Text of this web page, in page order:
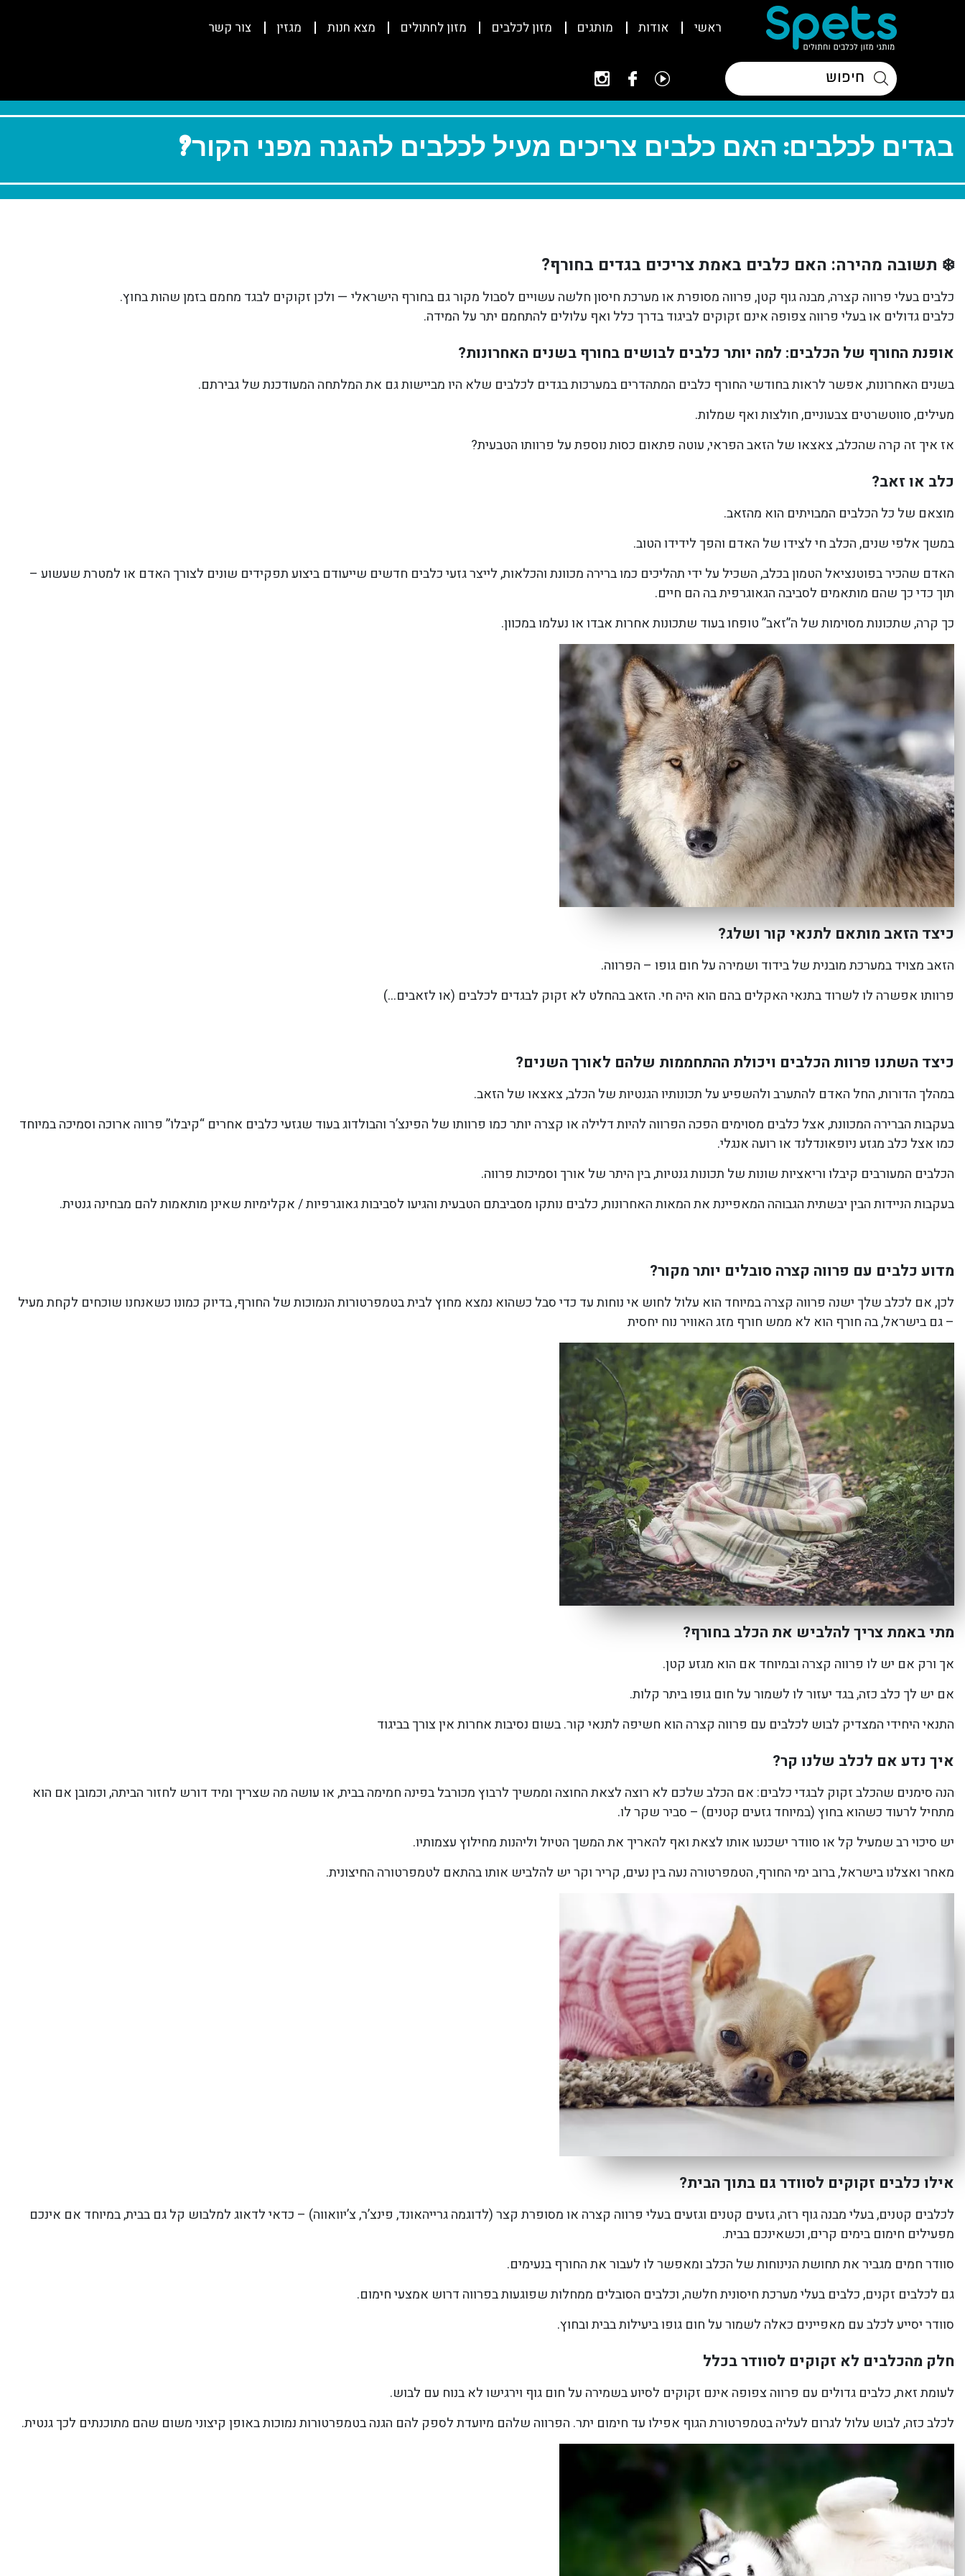
ראשי אודות מותגים מזון לכלבים מזון לחתולים מצא חנות מגזין צור קשר
בגדים לכלבים: האם כלבים צריכים מעיל לכלבים להגנה מפני הקור?
❄️ תשובה מהירה: האם כלבים באמת צריכים בגדים בחורף?
כלבים בעלי פרווה קצרה, מבנה גוף קטן, פרווה מסופרת או מערכת חיסון חלשה עשויים לסבול מקור גם בחורף הישראלי — ולכן זקוקים לבגד מחמם בזמן שהות בחוץ.
כלבים גדולים או בעלי פרווה צפופה אינם זקוקים לביגוד בדרך כלל ואף עלולים להתחמם יתר על המידה.
אופנת החורף של הכלבים: למה יותר כלבים לבושים בחורף בשנים האחרונות?
בשנים האחרונות, אפשר לראות בחודשי החורף כלבים המתהדרים במערכות בגדים לכלבים שלא היו מביישות גם את המלתחה המעודכנת של גבירתם.
מעילים, סווטשרטים צבעוניים, חולצות ואף שמלות.
אז איך זה קרה שהכלב, צאצאו של הזאב הפראי, עוטה פתאום כסות נוספת על פרוותו הטבעית?
כלב או זאב?
מוצאם של כל הכלבים המבויתים הוא מהזאב.
במשך אלפי שנים, הכלב חי לצידו של האדם והפך לידידו הטוב.
האדם שהכיר בפוטנציאל הטמון בכלב, השכיל על ידי תהליכים כמו ברירה מכוונת והכלאות, לייצר גזעי כלבים חדשים שייעודם ביצוע תפקידים שונים לצורך האדם או למטרת שעשוע –
תוך כדי כך שהם מותאמים לסביבה הגאוגרפית בה הם חיים.
כך קרה, שתכונות מסוימות של ה”זאב” טופחו בעוד שתכונות אחרות אבדו או נעלמו במכוון.
כיצד הזאב מותאם לתנאי קור ושלג?
הזאב מצויד במערכת מובנית של בידוד ושמירה על חום גופו – הפרווה.
פרוותו אפשרה לו לשרוד בתנאי האקלים בהם הוא היה חי. הזאב בהחלט לא זקוק לבגדים לכלבים (או לזאבים…)
כיצד השתנו פרוות הכלבים ויכולת ההתחממות שלהם לאורך השנים?
במהלך הדורות, החל האדם להתערב ולהשפיע על תכונותיו הגנטיות של הכלב, צאצאו של הזאב.
בעקבות הברירה המכוונת, אצל כלבים מסוימים הפכה הפרווה להיות דלילה או קצרה יותר כמו פרוותו של הפינצ’ר והבולדוג בעוד שגזעי כלבים אחרים “קיבלו” פרווה ארוכה וסמיכה במיוחד
כמו אצל כלב מגזע ניופאונדלנד או רועה אנגלי.
הכלבים המעורבים קיבלו וריאציות שונות של תכונות גנטיות, בין היתר של אורך וסמיכות פרווה.
בעקבות הניידות הבין יבשתית הגבוהה המאפיינת את המאות האחרונות, כלבים נותקו מסביבתם הטבעית והגיעו לסביבות גאוגרפיות / אקלימיות שאינן מותאמות להם מבחינה גנטית.
מדוע כלבים עם פרווה קצרה סובלים יותר מקור?
לכן, אם לכלב שלך ישנה פרווה קצרה במיוחד הוא עלול לחוש אי נוחות עד כדי סבל כשהוא נמצא מחוץ לבית בטמפרטורות הנמוכות של החורף, בדיוק כמונו כשאנחנו שוכחים לקחת מעיל
– גם בישראל, בה חורף הוא לא ממש חורף מזג האוויר נוח יחסית
מתי באמת צריך להלביש את הכלב בחורף?
אך ורק אם יש לו פרווה קצרה ובמיוחד אם הוא מגזע קטן.
אם יש לך כלב כזה, בגד יעזור לו לשמור על חום גופו ביתר קלות.
התנאי היחידי המצדיק לבוש לכלבים עם פרווה קצרה הוא חשיפה לתנאי קור. בשום נסיבות אחרות אין צורך בביגוד
איך נדע אם לכלב שלנו קר?
הנה סימנים שהכלב זקוק לבגדי כלבים: אם הכלב שלכם לא רוצה לצאת החוצה וממשיך לרבוץ מכורבל בפינה חמימה בבית, או עושה מה שצריך ומיד דורש לחזור הביתה, וכמובן אם הוא
מתחיל לרעוד כשהוא בחוץ (במיוחד גזעים קטנים) – סביר שקר לו.
יש סיכוי רב שמעיל קל או סוודר ישכנעו אותו לצאת ואף להאריך את המשך הטיול וליהנות מחילוץ עצמותיו.
מאחר ואצלנו בישראל, ברוב ימי החורף, הטמפרטורה נעה בין נעים, קריר וקר יש להלביש אותו בהתאם לטמפרטורה החיצונית.
אילו כלבים זקוקים לסוודר גם בתוך הבית?
לכלבים קטנים, בעלי מבנה גוף רזה, גזעים קטנים וגזעים בעלי פרווה קצרה או מסופרת קצר (לדוגמה גרייהאונד, פינצ’ר, צ’יוואווה) – כדאי לדאוג למלבוש קל גם בבית, במיוחד אם אינכם
מפעילים חימום בימים קרים, וכשאינכם בבית.
סוודר חמים מגביר את תחושת הנינוחות של הכלב ומאפשר לו לעבור את החורף בנעימים.
גם לכלבים זקנים, כלבים בעלי מערכת חיסונית חלשה, וכלבים הסובלים ממחלות שפוגעות בפרווה דרוש אמצעי חימום.
סוודר יסייע לכלב עם מאפיינים כאלה לשמור על חום גופו ביעילות בבית ובחוץ.
חלק מהכלבים לא זקוקים לסוודר בכלל
לעומת זאת, כלבים גדולים עם פרווה צפופה אינם זקוקים לסיוע בשמירה על חום גוף וירגישו לא בנוח עם לבוש.
לכלב כזה, לבוש עלול לגרום לעליה בטמפרטורת הגוף אפילו עד חימום יתר. הפרווה שלהם מיועדת לספק להם הגנה בטמפרטורות נמוכות באופן קיצוני משום שהם מתוכנתים לכך גנטית.